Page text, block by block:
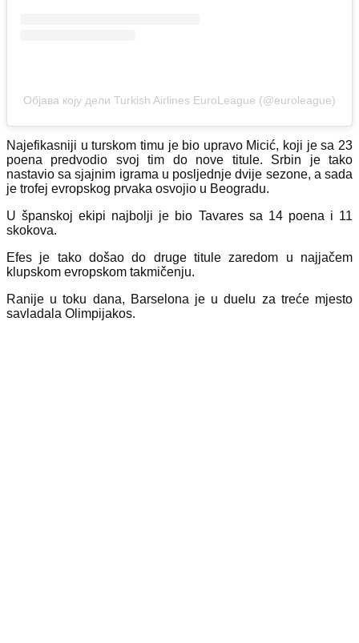
Објава коју дели Turkish Airlines EuroLeague (@euroleague)
Najefikasniji u turskom timu je bio upravo Micić, koji je sa 23
poena predvodio svoj tim do nove titule. Srbin je tako
nastavio sa sjajnim igrama u posljednje dvije sezone, a sada
je trofej evropskog prvaka osvojio u Beogradu.
U španskoj ekipi najbolji je bio Tavares sa 14 poena i 11
skokova.
Efes je tako došao do druge titule zaredom u najjačem
klupskom evropskom takmičenju.
Ranije u toku dana, Barselona je u duelu za treće mjesto
savladala Olimpijakos.